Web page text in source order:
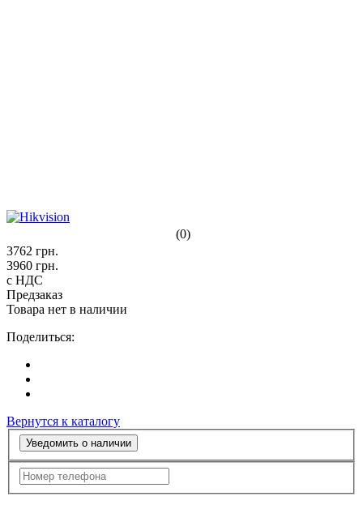
(0)
3762 грн.
3960 грн.
с НДС
Предзаказ
Товара нет в наличии
Поделиться:
Вернутся к каталогу
Уведомить о наличии